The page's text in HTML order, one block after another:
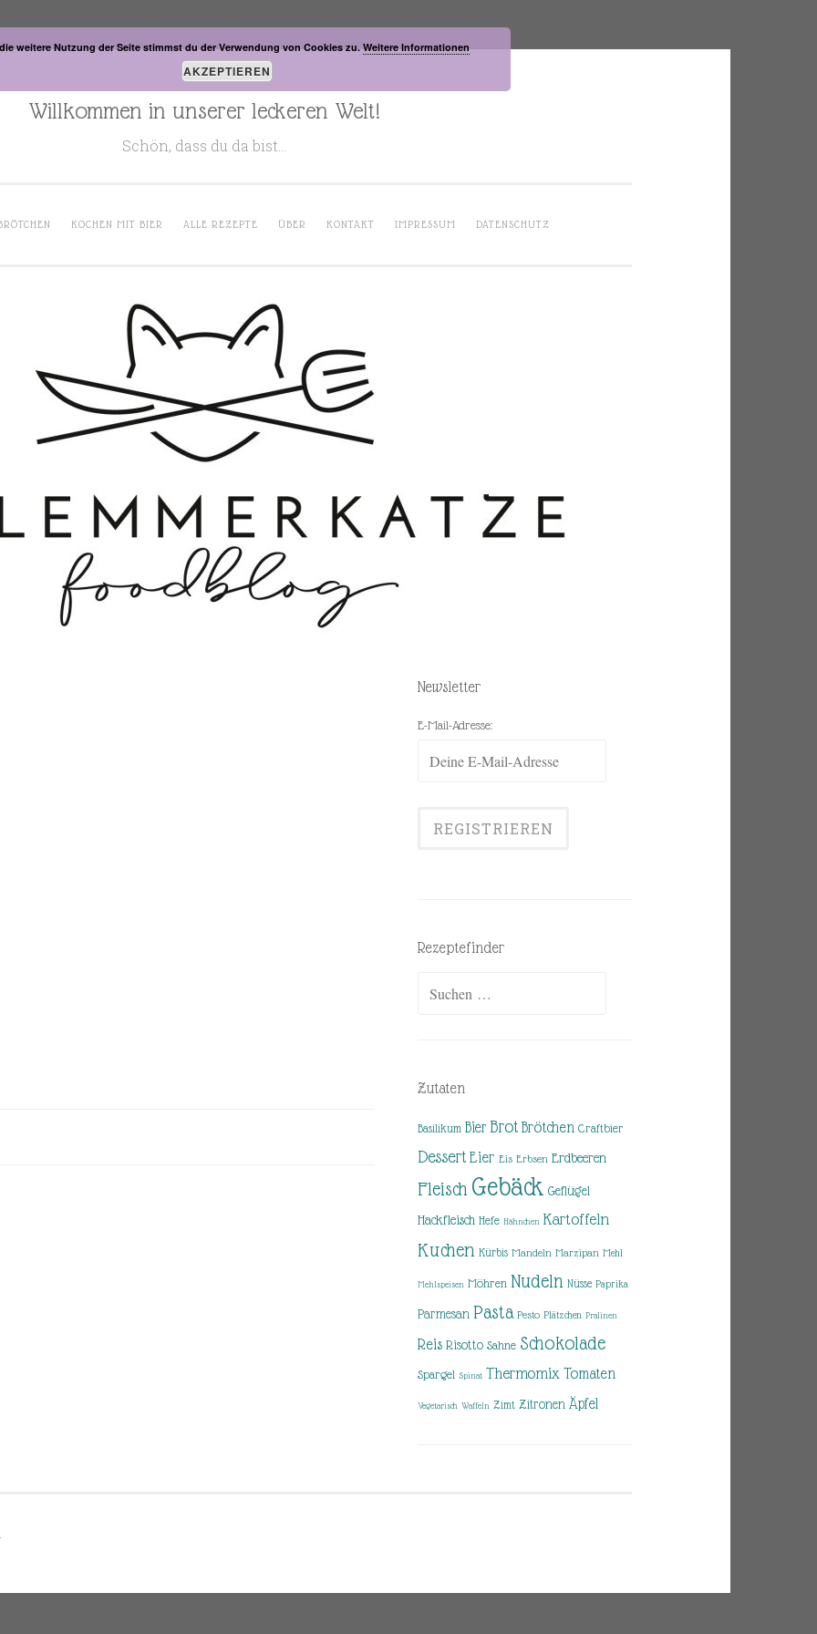
Willkommen in unserer leckeren Welt!
Schön, dass du da bist…
KOCHEN MIT BIER ALLE REZEPTE ÜBER KONTAKT IMPRESSUM DATENSCHUTZ
Newsletter
E-Mail-Adresse:
Rezeptefinder
Zutaten
Basilikum Bier Brot Brötchen Craftbier
Dessert Eier Eis Erbsen Erdbeeren
Fleisch Gebäck Geflügel
Hackfleisch Hefe Hähnchen Kartoffeln
Kuchen Kürbis Mandeln Marzipan Mehl
Mehlspeisen Möhren Nudeln Nüsse Paprika
Parmesan Pasta Pesto Plätzchen Pralinen
Reis Risotto Sahne Schokolade
Spargel Spinat Thermomix Tomaten
Vegetarisch Waffeln Zimt Zitronen Äpfel
weitere Nutzung der Seite stimmst du der Verwendung von Cookies zu. Weitere Informationen
AKZEPTIEREN